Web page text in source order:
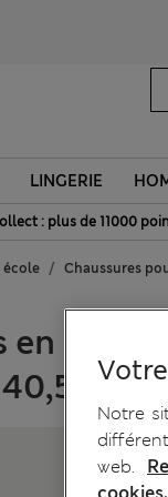
LINGERIE
: plus de 11000
école Chaussures
en cuir
Notre
web.